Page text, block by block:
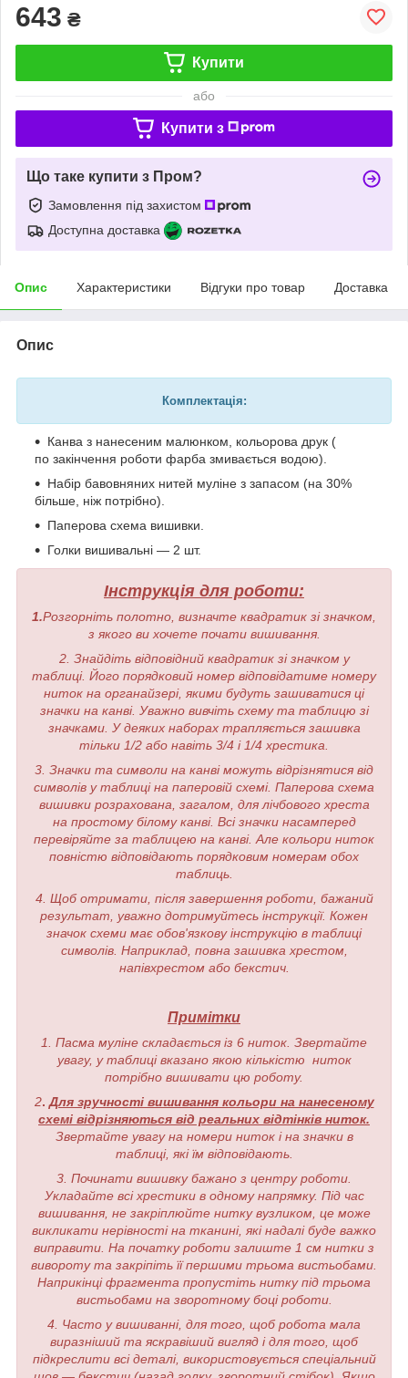
643 ₴
Купити
або
Купити з
Що таке купити з Пром?
Замовлення під захистом
Доступна доставка
Опис Характеристики Відгуки про товар Доставка
Опис
Комплектація:
Канва з нанесеним малюнком, кольорова друк (
по закінчення роботи фарба змивається водою).
Набір бавовняних нитей муліне з запасом (на 30%
більше, ніж потрібно).
Паперова схема вишивки.
Голки вишивальні — 2 шт.
Інструкція для роботи:
1.Розгорніть полотно, визначте квадратик зі значком,
з якого ви хочете почати вишивання.
2. Знайдіть відповідний квадратик зі значком у
таблиці. Його порядковий номер відповідатиме номеру
ниток на органайзері, якими будуть зашиватися ці
значки на канві. Уважно вивчіть схему та таблицю зі
значками. У деяких наборах трапляється зашивка
тільки 1/2 або навіть 3/4 і 1/4 хрестика.
3. Значки та символи на канві можуть відрізнятися від
символів у таблиці на паперовій схемі. Паперова схема
вишивки розрахована, загалом, для лічбового хреста
на простому білому канві. Всі значки насамперед
перевіряйте за таблицею на канві. Але кольори ниток
повністю відповідають порядковим номерам обох
таблиць.
4. Щоб отримати, після завершення роботи, бажаний
результат, уважно дотримуйтесь інструкції. Кожен
значок схеми має обов'язкову інструкцію в таблиці
символів. Наприклад, повна зашивка хрестом,
напівхрестом або бекстич.
Примітки
1. Пасма муліне складається із 6 ниток. Звертайте
увагу, у таблиці вказано якою кількістю ниток
потрібно вишивати цю роботу.
2. Для зручності вишивання кольори на нанесеному
схемі відрізняються від реальних відтінків ниток.
Звертайте увагу на номери ниток і на значки в
таблиці, які їм відповідають.
3. Починати вишивку бажано з центру роботи.
Укладайте всі хрестики в одному напрямку. Під час
вишивання, не закріплюйте нитку вузликом, це може
викликати нерівності на тканині, які надалі буде важко
виправити. На початку роботи залиште 1 см нитки з
вивороту та закріпіть її першими трьома вистьобами.
Наприкінці фрагмента пропустіть нитку під трьома
вистьобами на зворотному боці роботи.
4. Часто у вишиванні, для того, щоб робота мала
виразніший та яскравіший вигляд і для того, щоб
підкреслити всі деталі, використовується спеціальний